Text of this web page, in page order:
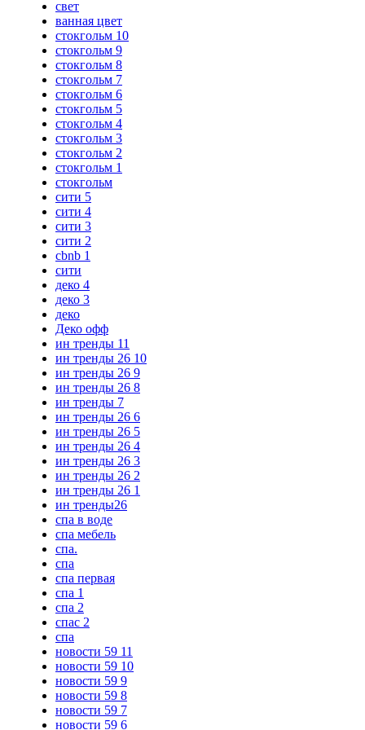
свет
ванная цвет
стокгольм 10
стокгольм 9
стокгольм 8
стокгольм 7
стокгольм 6
стокгольм 5
стокгольм 4
стокгольм 3
стокгольм 2
стокгольм 1
стокгольм
сити 5
сити 4
сити 3
сити 2
cbnb 1
сити
деко 4
деко 3
деко
Деко офф
ин тренды 11
ин тренды 26 10
ин тренды 26 9
ин тренды 26 8
ин тренды 7
ин тренды 26 6
ин тренды 26 5
ин тренды 26 4
ин тренды 26 3
ин тренды 26 2
ин тренды 26 1
ин тренды26
спа в воде
спа мебель
спа.
спа
спа первая
спа 1
спа 2
спас 2
спа
новости 59 11
новости 59 10
новости 59 9
новости 59 8
новости 59 7
новости 59 6